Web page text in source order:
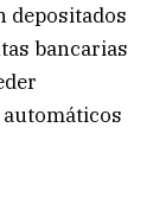
depositados
bancarias